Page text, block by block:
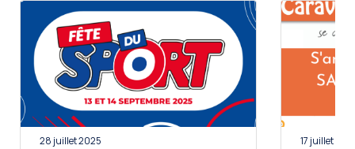
28 juillet 2025 17 juillet